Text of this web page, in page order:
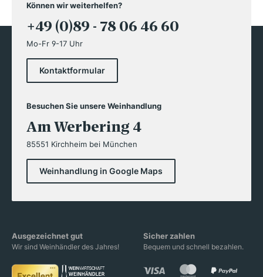
Können wir weiterhelfen?
+49 (0)89 - 78 06 46 60
Mo-Fr 9-17 Uhr
Kontaktformular
Besuchen Sie unsere Weinhandlung
Am Werbering 4
85551 Kirchheim bei München
Weinhandlung in Google Maps
Ausgezeichnet gut
Wir sind Weinhändler des Jahres!
Sicher zahlen
Bequem und schnell bezahlen.